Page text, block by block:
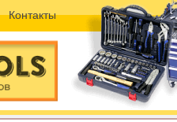
Контакты